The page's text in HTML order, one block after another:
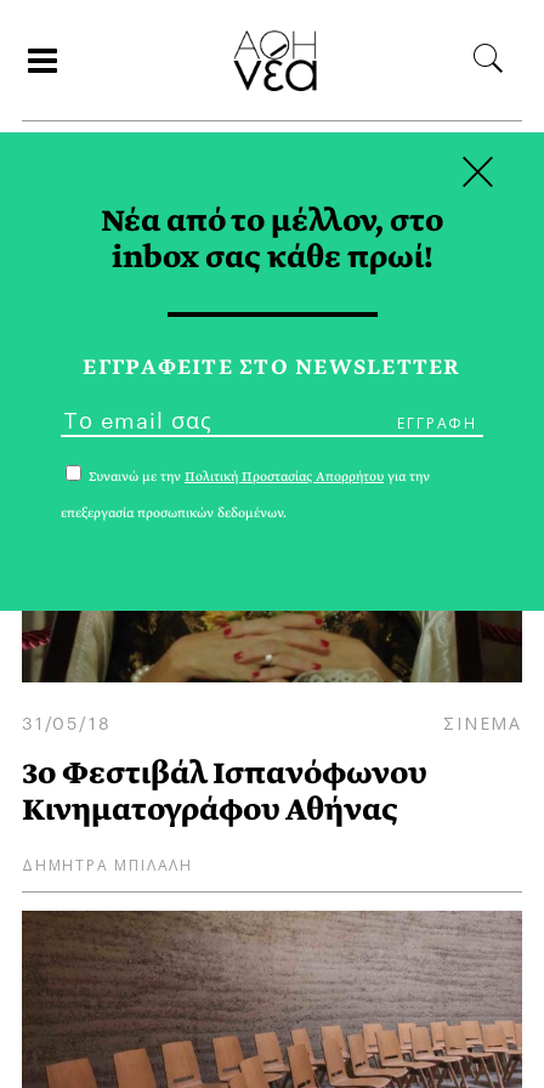
ΜΑΙΟΣ 2018
31/05/18 ΣΙΝΕΜΑ
3ο Φεστιβάλ Ισπανόφωνου
Κινηματογράφου Αθήνας
ΔΗΜΗΤΡΑ ΜΠΙΛΑΛΗ
Νέα από το μέλλον, στο
inbox σας κάθε πρωί!
ΕΓΓPΑΦΕΙΤΕ ΣΤΟ NEWSLETTER
Συναινώ με την Πολιτική Προστασίας Απορρήτου για την
επεξεργασία προσωπικών δεδομένων.
×